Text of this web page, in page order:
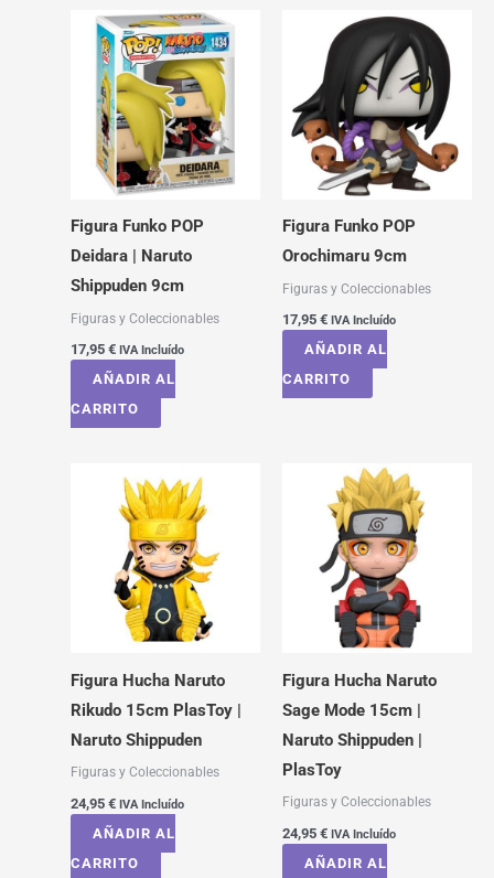
Figura Funko POP
Deidara | Naruto
Shippuden 9cm
Figuras y Coleccionables
17,95 € IVA Incluído
AÑADIR AL
CARRITO
Figura Funko POP
Orochimaru 9cm
Figuras y Coleccionables
17,95 € IVA Incluído
AÑADIR AL
CARRITO
Figura Hucha Naruto
Rikudo 15cm PlasToy |
Naruto Shippuden
Figuras y Coleccionables
24,95 € IVA Incluído
AÑADIR AL
CARRITO
Figura Hucha Naruto
Sage Mode 15cm |
Naruto Shippuden |
PlasToy
Figuras y Coleccionables
24,95 € IVA Incluído
AÑADIR AL